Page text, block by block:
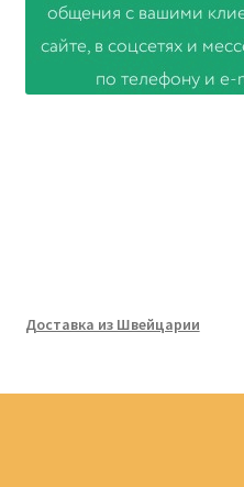
Доставка из Швейцарии